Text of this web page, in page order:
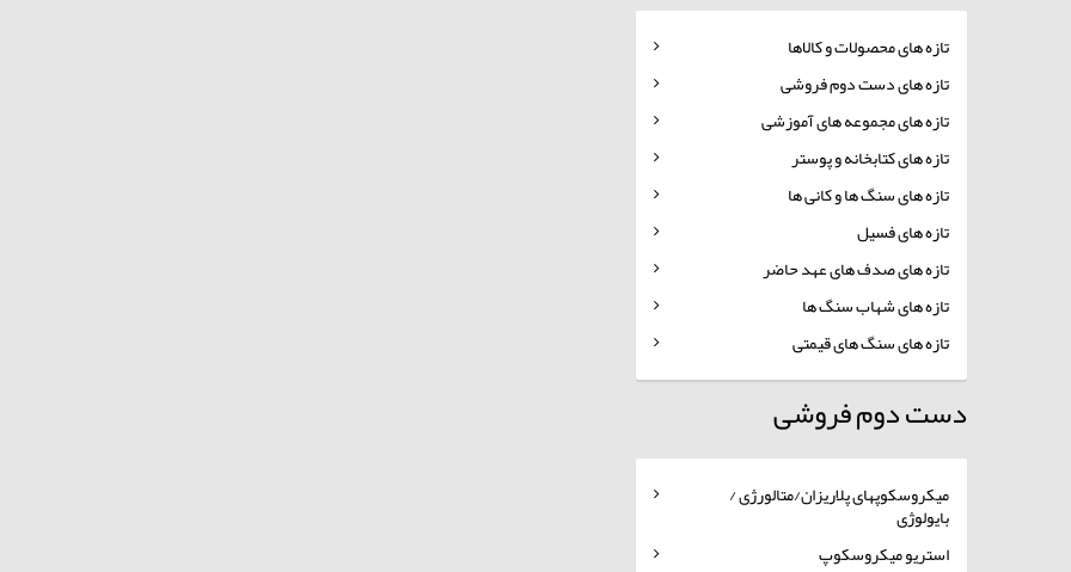
تازه های محصولات و کالاها
تازه های دست دوم فروشی
تازه های مجموعه های آموزشی
تازه های کتابخانه و پوستر
تازه های سنگ ها و کانی ها
تازه های فسیل
تازه های صدف های عهد حاضر
تازه های شهاب سنگ ها
تازه های سنگ های قیمتی
دست دوم فروشی
میکروسکوپهای پلاریزان/متالورژی /
بایولوژی
استریو میکروسکوپ